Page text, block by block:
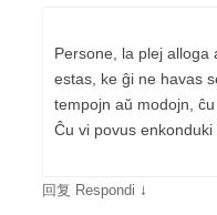
Persone, la plej alloga
estas, ke ĝi ne havas
tempojn aŭ modojn,
Ĉu vi povus enkonduki
回复 Respondi ↓